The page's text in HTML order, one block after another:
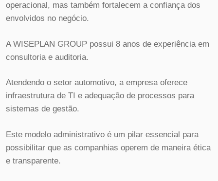
operacional, mas também fortalecem a confiança dos
envolvidos no negócio.
A WISEPLAN GROUP possui 8 anos de experiência em
consultoria e auditoria.
Atendendo o setor automotivo, a empresa oferece
infraestrutura de TI e adequação de processos para
sistemas de gestão.
Este modelo administrativo é um pilar essencial para
possibilitar que as companhias operem de maneira ética
e transparente.